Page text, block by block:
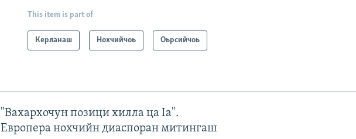
This item is part of
Керланаш Нохчийчоь Оьрсийчоь
"Вахархочун позици хилла ца Iа".
Европера нохчийн диаспоран митингаш